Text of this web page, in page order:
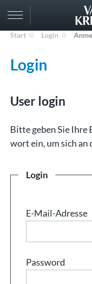
Start Login
Login
User login
Bit­te ge­ben Sie
wort ein, um sich an
Login
E-Mail-Adresse
Password